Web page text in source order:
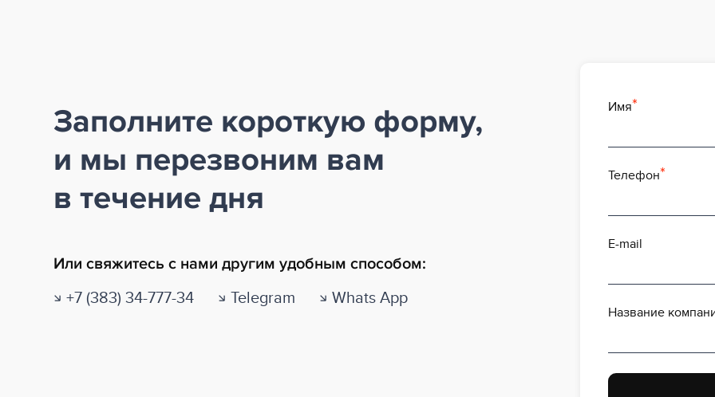
Заполните короткую форму,
и мы перезвоним вам
в течение дня
Имя
Телефон
E-mail
Название
Или свяжитесь с нами другим удобным способом:
+7 (383) 34-777-34
Telegram Whats App